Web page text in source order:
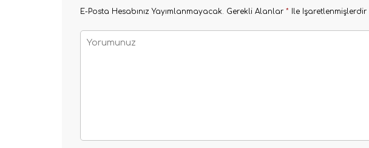
E-Posta Hesabınız Yayımlanmayacak. Gerekli Alanlar * Ile Işaretlenmişlerdir